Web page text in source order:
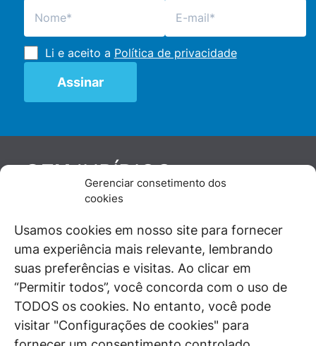
Gerenciar consetimento dos
cookies
Usamos cookies em nosso site para fornecer
uma experiência mais relevante, lembrando
suas preferências e visitas. Ao clicar em
“Permitir todos”, você concorda com o uso de
TODOS os cookies. No entanto, você pode
visitar "Configurações de cookies" para
Li e aceito a Política de privacidade
GENJURÍDICO
De maneira independente, os autores e
juristas e doutrinadores nacionais, se posicionam
diante de questões relevantes do cotidiano e
universo jurídico.